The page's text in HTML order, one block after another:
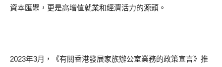
資本匯聚，更是高增值就業和經濟活力的源頭。
2023年3月，《有關香港發展家族辦公室業務的政策宣言》推